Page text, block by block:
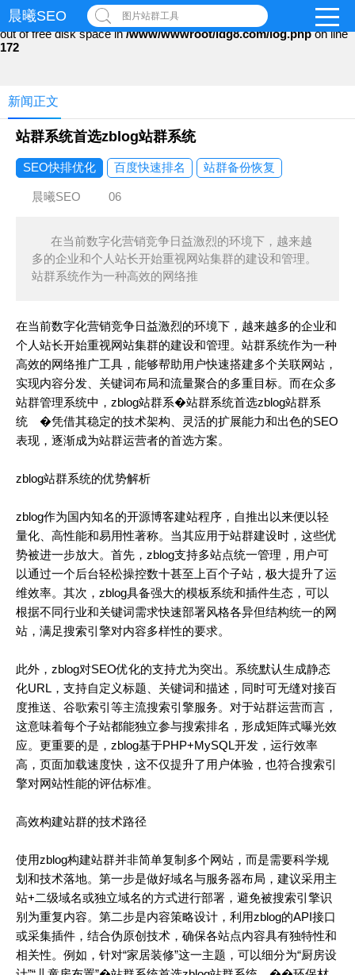
Warning: file_put_contents(): Only -1 of 116 bytes written, possibly
out of free disk space in/www/wwwroot/ldg8.com/log.phpon line
172
晨曦SEO 图片站群工具
新闻正文
站群系统首选zblog站群系统
SEO快排优化 百度快速排名 站群备份恢复
晨曦SEO 06
在当前数字化营销竞争日益激烈的环境下，越来越
多的企业和个人站长开始重视网站集群的建设和管理。
站群系统作为一种高效的网络推
在当前数字化营销竞争日益激烈的环境下，越来越多的企业和
个人站长开始重视网站集群的建设和管理。站群系统作为一种
高效的网络推广工具，能够帮助用户快速搭建多个关联网站，
实现内容分发、关键词布局和流量聚合的多重目标。而在众多
站群管理系统中，zblog站群系�站群系统首选zblog站群系
统 �凭借其稳定的技术架构、灵活的扩展能力和出色的SEO
表现，逐渐成为站群运营者的首选方案。
zblog站群系统的优势解析
zblog作为国内知名的开源博客建站程序，自推出以来便以轻
量化、高性能和易用性著称。当其应用于站群建设时，这些优
势被进一步放大。首先，zblog支持多站点统一管理，用户可
以通过一个后台轻松操控数十甚至上百个子站，极大提升了运
维效率。其次，zblog具备强大的模板系统和插件生态，可以
根据不同行业和关键词需求快速部署风格各异但结构统一的网
站，满足搜索引擎对内容多样性的要求。
此外，zblog对SEO优化的支持尤为突出。系统默认生成静态
化URL，支持自定义标题、关键词和描述，同时可无缝对接百
度推送、谷歌索引等主流搜索引擎服务。对于站群运营而言，
这意味着每个子站都能独立参与搜索排名，形成矩阵式曝光效
应。更重要的是，zblog基于PHP+MySQL开发，运行效率
高，页面加载速度快，这不仅提升了用户体验，也符合搜索引
擎对网站性能的评估标准。
高效构建站群的技术路径
使用zblog构建站群并非简单复制多个网站，而是需要科学规
划和技术落地。第一步是做好域名与服务器布局，建议采用主
站+二级域名或独立域名的方式进行部署，避免被搜索引擎识
别为重复内容。第二步是内容策略设计，利用zblog的API接口
或采集插件，结合伪原创技术，确保各站点内容具有独特性和
相关性。例如，针对“家居装修”这一主题，可以细分为“厨房设